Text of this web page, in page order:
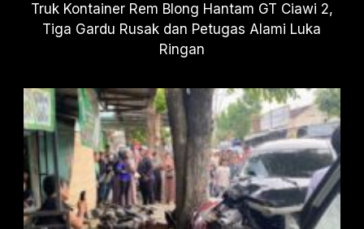
Truk Kontainer Rem Blong Hantam GT Ciawi 2,
Tiga Gardu Rusak dan Petugas Alami Luka
Ringan